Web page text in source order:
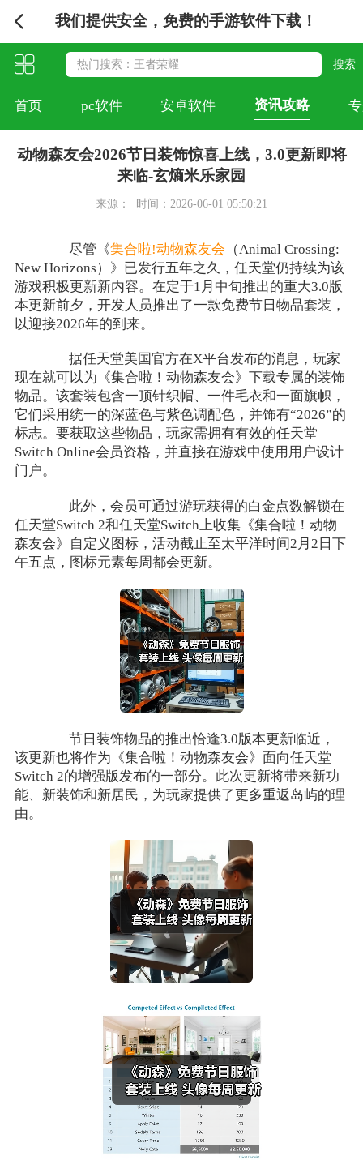
我们提供安全，免费的手游软件下载！
首页 pc软件 安卓软件 资讯攻略
动物森友会2026节日装饰惊喜上线，3.0更新即将
来临-玄熵米乐家园
来源： 时间：2026-06-01 05:50:21
尽管《集合啦!动物森友会 （Animal Crossing:
New Horizons）》已发行五年之久，任天堂仍持续为该
游戏积极更新新内容。在定于1月中旬推出的重大3.0版
本更新前夕，开发人员推出了一款免费节日物品套装，
以迎接2026年的到来。
据任天堂美国官方在X平台发布的消息，玩家
现在就可以为《集合啦！动物森友会》下载专属的装饰
物品。该套装包含一顶针织帽、一件毛衣和一面旗帜，
它们采用统一的深蓝色与紫色调配色，并饰有“2026”的
标志。要获取这些物品，玩家需拥有有效的任天堂
Switch Online会员资格，并直接在游戏中使用用户设计
门户。
此外，会员可通过游玩获得的白金点数解锁在
任天堂Switch 2和任天堂Switch上收集《集合啦！动物
森友会》自定义图标，活动截止至太平洋时间2月2日下
午五点，图标元素每周都会更新。
节日装饰物品的推出恰逢3.0版本更新临近，
该更新也将作为《集合啦！动物森友会》面向任天堂
Switch 2的增强版发布的一部分。此次更新将带来新功
能、新装饰和新居民，为玩家提供了更多重返岛屿的理
由。